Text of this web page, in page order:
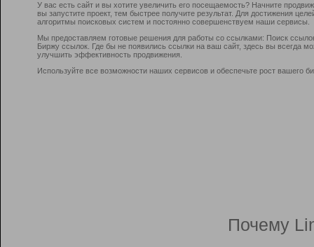
У вас есть сайт и вы хотите увеличить его посещаемость? Начните
вы запустите проект, тем быстрее получите результат. Для достижения
алгоритмы поисковых систем и постоянно совершенствуем наши сервисы.
Мы предоставляем готовые решения для работы со ссылками: Поиск
Биржу ссылок. Где бы не появились ссылки на ваш сайт, здесь вы всегда
улучшить эффективность продвижения.
Используйте все возможности наших сервисов и обеспечьте рост вашего
Почему